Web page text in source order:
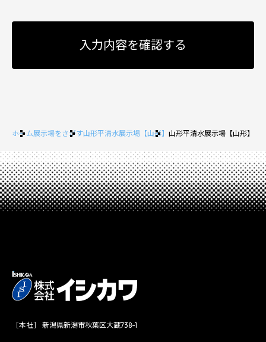
ホーム展示場をさがす山形平清水展示場【山形】 山形平清水展示場【山形】
［本社］ 新潟県新潟市秋葉区大蔵738-1